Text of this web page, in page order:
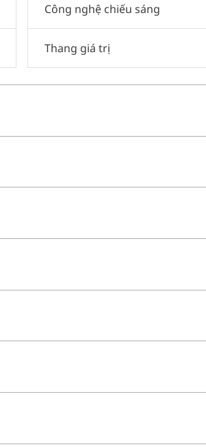
Công nghệ chiếu sáng
Thang giá trị